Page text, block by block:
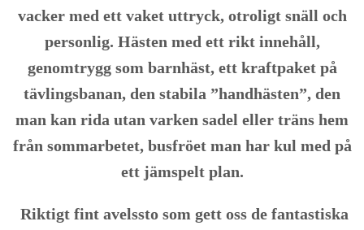
vacker med ett vaket uttryck, otroligt snäll och
personlig. Hästen med ett rikt innehåll,
genomtrygg som barnhäst, ett kraftpaket på
tävlingsbanan, den stabila ”handhästen”, den
man kan rida utan varken sadel eller träns hem
från sommarbetet, busfröet man har kul med på
ett jämspelt plan.
Riktigt fint avelssto som gett oss de fantastiska